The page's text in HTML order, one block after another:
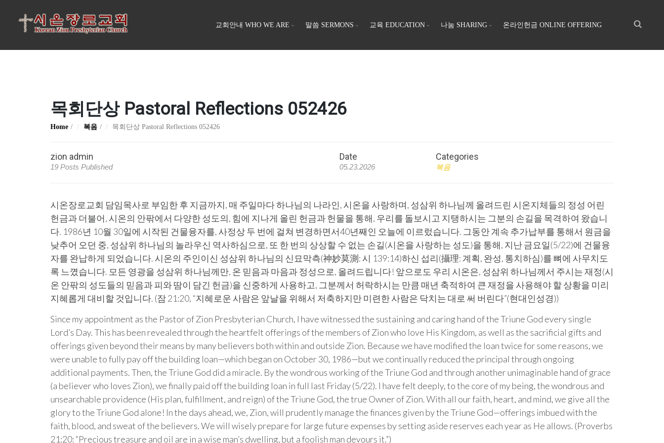
교회안내 WHO WE ARE 말씀 SERMONS 교육 EDUCATION 나눔 SHARING 온라인헌금 ONLINE OFFERING
목회단상 Pastoral Reflections 052426
Home 복음 목회단상 Pastoral Reflections 052426
zion admin
19 Posts Published
Date
05.23.2026
Categories
복음
시온장로교회 담임목사로 부임한 후 지금까지, 매 주일마다 하나님의 나라인, 시온을 사랑하며, 성삼위 하나님께 올려드린 시온지체들의 정성 어린
헌금과 더불어, 시온의 안팎에서 다양한 성도의, 힘에 지나게 올린 헌금과 헌물을 통해, 우리를 돌보시고 지탱하시는 그분의 손길을 목격하여 왔습니
다. 1986년 10월 30일에 시작된 건물융자를, 사정상 두 번에 걸쳐 변경하면서40년째인 오늘에 이르렀습니다. 그동안 계속 추가납부를 통해서 원금을
낮추어 오던 중, 성삼위 하나님의 놀라우신 역사하심으로, 또 한 번의 상상할 수 없는 손길(시온을 사랑하는 성도)을 통해, 지난 금요일(5/22)에 건물융
자를 완납하게 되었습니다. 시온의 주인이신 성삼위 하나님의 신묘막측(神妙莫測: 시 139:14)하신 섭리(攝理: 계획, 완성, 통치하심)를 뼈에 사무치도
록 느꼈습니다. 모든 영광을 성삼위 하나님께만, 온 믿음과 마음과 정성으로, 올려드립니다! 앞으로도 우리 시온은, 성삼위 하나님께서 주시는 재정(시
온 안팎의 성도들의 믿음과 피와 땀이 담긴 헌금)을 신중하게 사용하고, 그분께서 허락하시는 만큼 매년 축적하여 큰 재정을 사용해야 할 상황을 미리
지혜롭게 대비할 것입니다. (잠 21:20, “지혜로운 사람은 앞날을 위해서 저축하지만 미련한 사람은 닥치는 대로 써 버린다”(현대인성경))
Since my appointment as the Pastor of Zion Presbyterian Church, I have witnessed the sustaining and caring hand of the Triune God every single
Lord’s Day. This has been revealed through the heartfelt offerings of the members of Zion who love His Kingdom, as well as the sacrificial gifts and
offerings given beyond their means by many believers both within and outside Zion. Because we have modified the loan twice for some reasons, we
were unable to fully pay off the building loan—which began on October 30, 1986—but we continually reduced the principal through ongoing
additional payments. Then, the Triune God did a miracle. By the wondrous working of the Triune God and through another unimaginable hand of grace
(a believer who loves Zion), we finally paid off the building loan in full last Friday (5/22). I have felt deeply, to the core of my being, the wondrous and
unsearchable providence (His plan, fulfillment, and reign) of the Triune God, the true Owner of Zion. With all our faith, heart, and mind, we give all the
glory to the Triune God alone! In the days ahead, we, Zion, will prudently manage the finances given by the Triune God—offerings imbued with the
faith, blood, and sweat of the believers. We will wisely prepare for large future expenses by setting aside reserves each year as He allows. (Proverbs
21:20: “Precious treasure and oil are in a wise man’s dwelling, but a foolish man devours it.”)